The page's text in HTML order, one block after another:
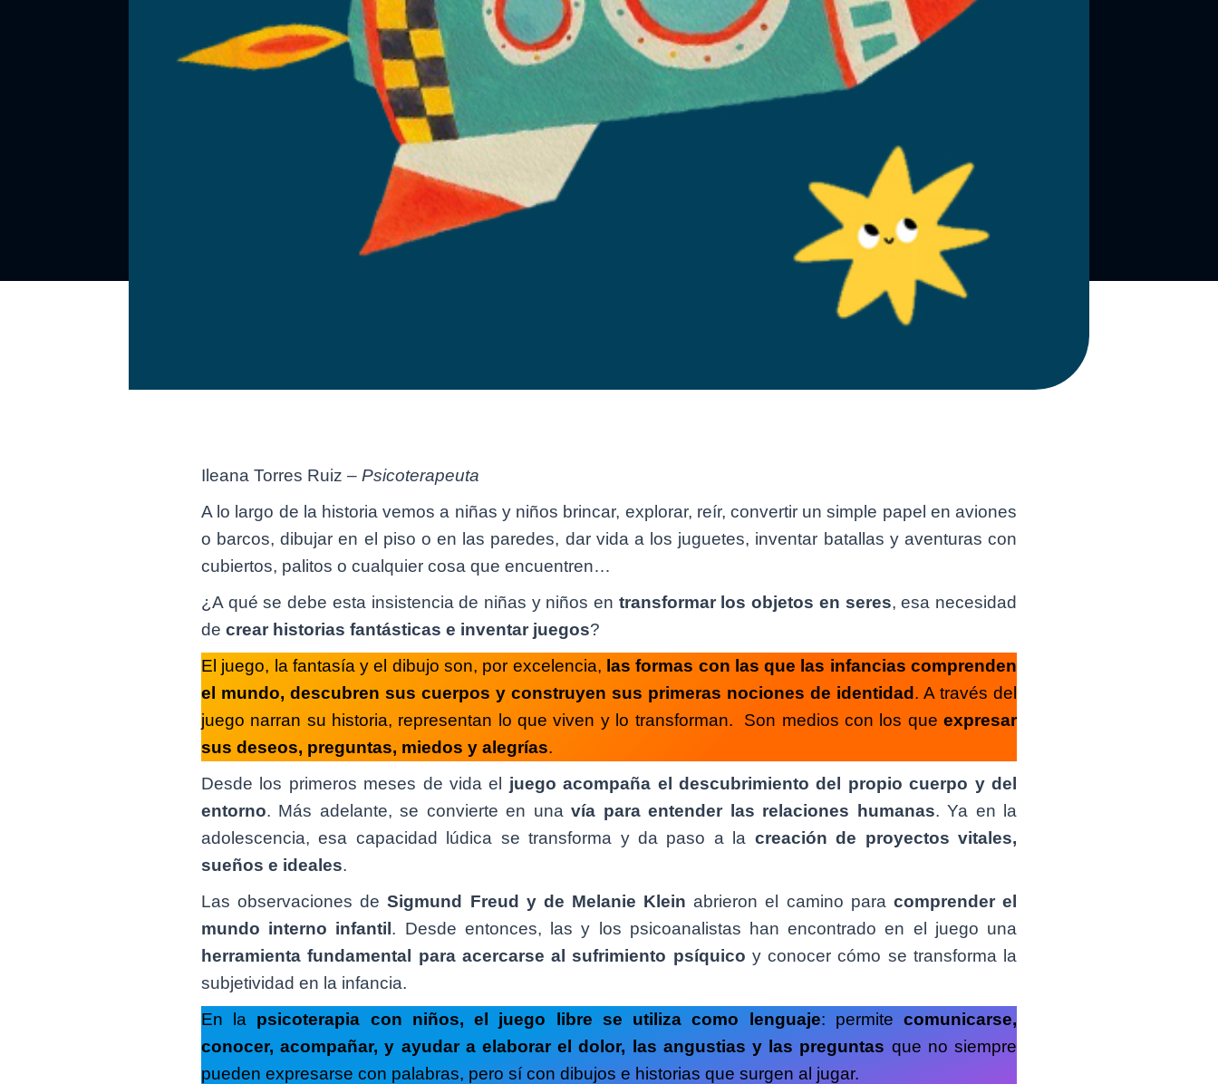
Ileana Torres Ruiz – Psicoterapeuta
A lo largo de la historia vemos a niñas y niños brincar, explorar, reír, convertir un simple papel en aviones
o barcos, dibujar en el piso o en las paredes, dar vida a los juguetes, inventar batallas y aventuras con
cubiertos, palitos o cualquier cosa que encuentren…
¿A qué se debe esta insistencia de niñas y niños en transformar los objetos en seres, esa necesidad
de crear historias fantásticas e inventar juegos?
El juego, la fantasía y el dibujo son, por excelencia, las formas con las que las infancias comprenden
el mundo, descubren sus cuerpos y construyen sus primeras nociones de identidad . A través del
juego narran su historia, representan lo que viven y lo transforman. Son medios con los que expresar
sus deseos, preguntas, miedos y alegrías.
Desde los primeros meses de vida el juego acompaña el descubrimiento del propio cuerpo y del
entorno. Más adelante, se convierte en unavía para entender las relaciones humanas. Ya en la
adolescencia, esa capacidad lúdica se transforma y da paso a la creación de proyectos vitales,
sueños e ideales.
Las observaciones deSigmund Freud y de Melanie Klein abrieron el camino para comprender el
mundo interno infantil . Desde entonces, las y los psicoanalistas han encontrado en el juego una
herramienta fundamental para acercarse al sufrimiento psíquico y conocer cómo se transforma la
subjetividad en la infancia.
En la psicoterapia con niños, el juego libre se utiliza como lenguaje: permitecomunicarse,
conocer, acompañar, y ayudar a elaborar el dolor, las angustias y las preguntas que no siempre
pueden expresarse con palabras, pero sí con dibujos e historias que surgen al jugar.